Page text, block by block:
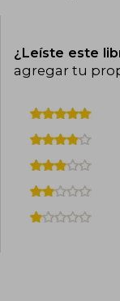
¿Leíste este
agregar tu